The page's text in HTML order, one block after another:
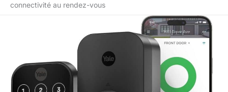
connectivité au rendez-vous